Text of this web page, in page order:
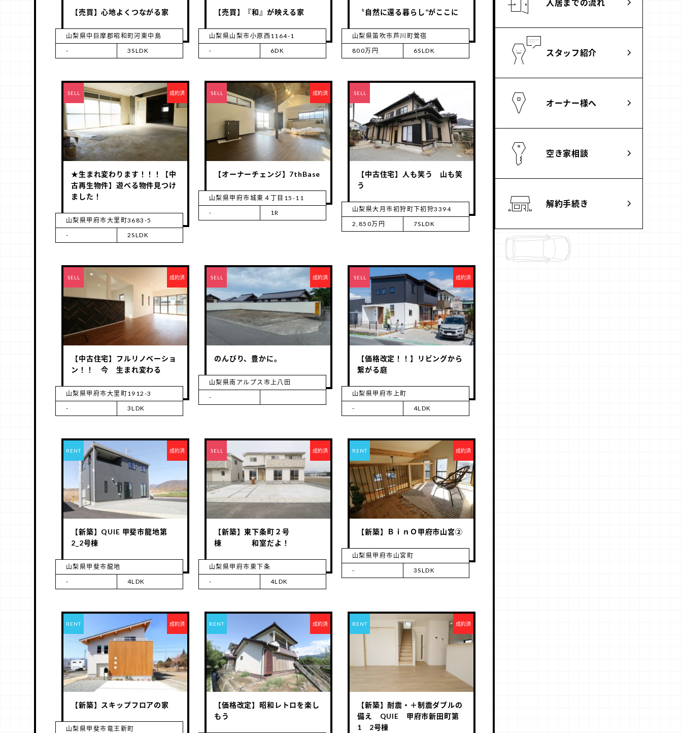
【売買】心地よくつながる家
山梨県中巨摩郡昭和町河東中島
-
3SLDK
【売買】『和』が映える家
山梨県山梨市小原西1164-1
-
6DK
〝自然に還る暮らし”がここに
山梨県笛吹市芦川町鶯宿
800万円
6SLDK
RENT
SELL 成約済
★生まれ変わります！！！【中
古再生物件】遊べる物件見つけ
ました！
山梨県甲府市大里町3683-5
-
2SLDK
RENT
SELL 成約済
【オーナーチェンジ】7thBase
山梨県甲府市城東４丁目15-11
-
1R
RENT
SELL
【中古住宅】人も笑う 山も笑
う
山梨県大月市初狩町下初狩3394
2,850万円
7SLDK
RENT
SELL 成約済
【中古住宅】フルリノベーショ
ン！！ 今 生まれ変わる
山梨県甲府市大里町1912-3
-
3LDK
RENT
SELL 成約済
のんびり、豊かに。
山梨県南アルプス市上八田
-
RENT
SELL 成約済
【価格改定！！】リビングから
繋がる庭
山梨県甲府市上町
-
4LDK
RENT 成約済
【新築】QUIE 甲斐市龍地第
2_2号棟
山梨県甲斐市龍地
-
4LDK
RENT
SELL 成約済
【新築】東下条町２号
棟 和室だよ！
山梨県甲府市東下条
-
4LDK
RENT 成約済
【新築】ＢｉｎＯ甲府市山宮②
山梨県甲府市山宮町
-
3SLDK
RENT 成約済
【新築】スキップフロアの家
山梨県甲斐市竜王新町
RENT 成約済
【価格改定】昭和レトロを楽し
もう
RENT 成約済
【新築】耐震・＋制震ダブルの
備え QUIE 甲府市新田町第
1 2号棟
入居までの流れ
スタッフ紹介
オーナー様へ
空き家相談
解約手続き